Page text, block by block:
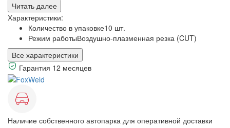
Читать далее
Характеристики:
Количество в упаковке10 шт.
Режим работыВоздушно-плазменная резка (CUT)
Все характеристики
Гарантия 12 месяцев
Наличие собственного автопарка для оперативной доставки